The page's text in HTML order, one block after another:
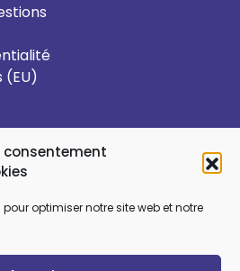
consentement
optimiser notre site web et notre
(EU)
Formation